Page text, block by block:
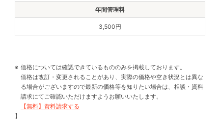
3,500円
価格については確認できているもののみを掲載しております。
価格は改訂・変更されることがあり、実際の価格や空き状況とは異な
る場合がございますので最新の価格等を知りたい場合は、相談・資料
請求にてご確認いただけますようお願いいたします。
【無料】資料請求する
】